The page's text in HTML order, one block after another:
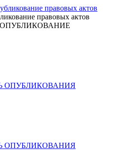
правовых актов
ОПУБЛИКОВАНИЯ
ОПУБЛИКОВАНИЯ